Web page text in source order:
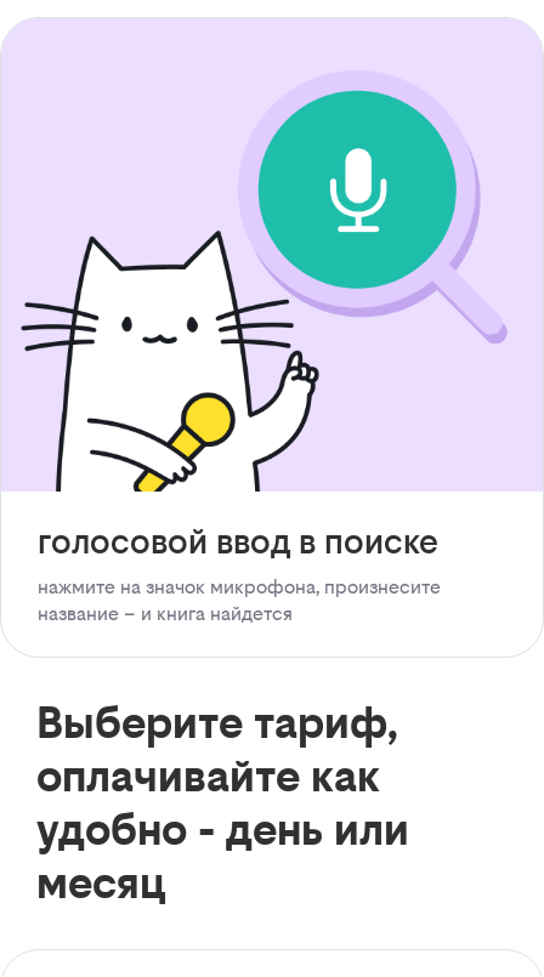
голосовой ввод в поиске
нажмите на значок микрофона, произнесите
название – и книга найдется
Выберите тариф,
оплачивайте как
удобно - день или
месяц